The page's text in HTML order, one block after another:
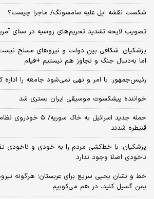
شکست نقشه اپل علیه سامسونگ/ ماجرا چیست؟
تصویب لایحه تشدید تحریم‌های روسیه در سنای
پزشکیان: شکافی بین دولت و نیروهای مسلح نیست/
اما به‌دنبال جنگ و تجاوز هم نیستیم +فیلم
رئیس‌جمهور: با امر و نهی نمی‌شود جامعه را اداره
خواننده پیشکسوت موسیقی ایران بستری شد
حمله جدید اسرائیل به
قنیطره شدند
پزشکیان: با خط‌کشی مردم را به خودی و ناخودی
ناخودی اصلا وجود ندارد
خط و نشان یحیی سریع برای عربستان؛ هرگونه
یمن گسیل کنید، در هم می‌کوبیم